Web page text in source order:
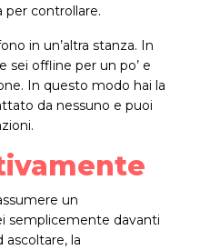
per controllare.
in un’altra stanza. In
sei offline per un po’ e
In questo modo hai la
da nessuno e puoi
un
semplicemente davanti
la